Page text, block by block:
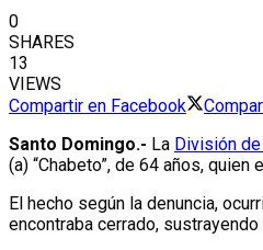
0
SHARES
13
VIEWS
Compartir en Facebook
Santo Domingo.- La División
(a) “Chabeto”, de 64 años,
El hecho según la denuncia,
encontraba cerrado,